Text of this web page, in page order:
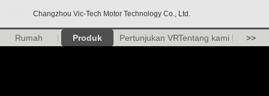
Changzhou Vic-Tech Motor Technology Co., Ltd.
Rumah Produk Pertunjukan VRTentang kami >>